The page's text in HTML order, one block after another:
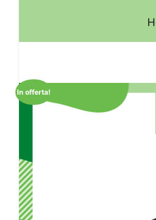
In offerta!